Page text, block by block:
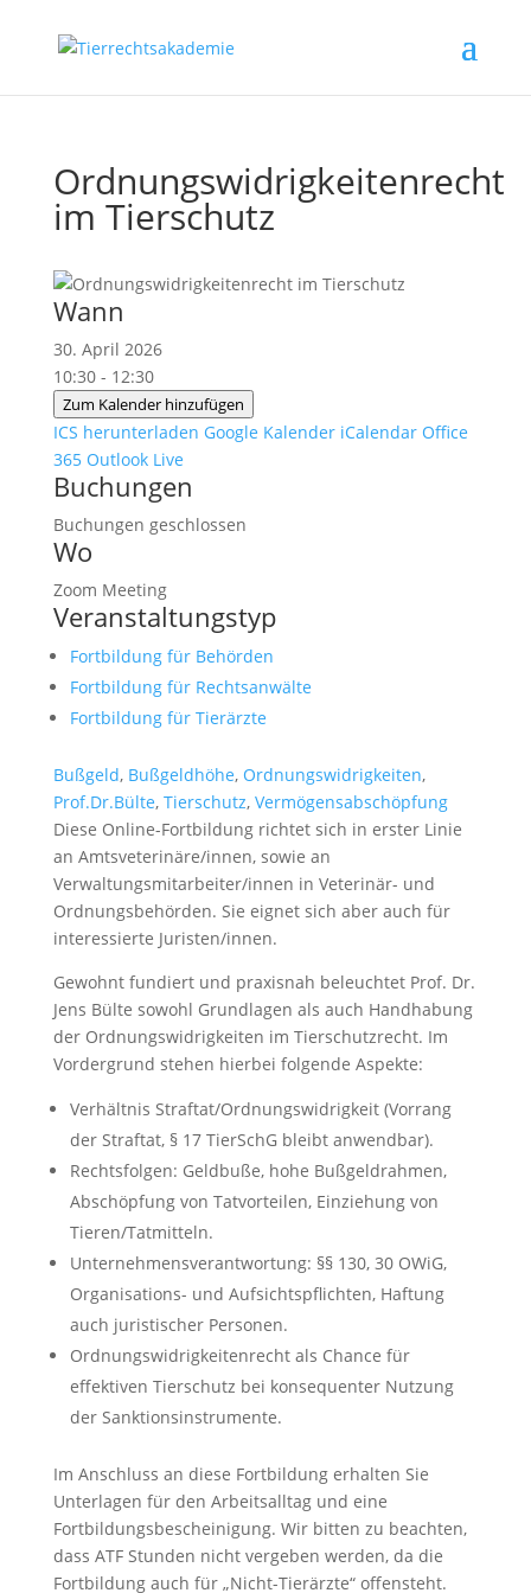
Ordnungswidrigkeitenrecht
im Tierschutz
Wann
30. April 2026
10:30 - 12:30
Zum Kalender hinzufügen
ICS herunterladen Google Kalender iCalendar Office
365 Outlook Live
Buchungen
Buchungen geschlossen
Wo
Zoom Meeting
Veranstaltungstyp
Fortbildung für Behörden
Fortbildung für Rechtsanwälte
Fortbildung für Tierärzte
Bußgeld, Bußgeldhöhe, Ordnungswidrigkeiten,
Prof.Dr.Bülte, Tierschutz, Vermögensabschöpfung
Diese Online-Fortbildung richtet sich in erster Linie
an Amtsveterinäre/innen, sowie an
Verwaltungsmitarbeiter/innen in Veterinär- und
Ordnungsbehörden. Sie eignet sich aber auch für
interessierte Juristen/innen.
Gewohnt fundiert und praxisnah beleuchtet Prof. Dr.
Jens Bülte sowohl Grundlagen als auch Handhabung
der Ordnungswidrigkeiten im Tierschutzrecht. Im
Vordergrund stehen hierbei folgende Aspekte:
Verhältnis Straftat/Ordnungswidrigkeit (Vorrang
der Straftat, § 17 TierSchG bleibt anwendbar).
Rechtsfolgen: Geldbuße, hohe Bußgeldrahmen,
Abschöpfung von Tatvorteilen, Einziehung von
Tieren/Tatmitteln.
Unternehmensverantwortung: §§ 130, 30 OWiG,
Organisations- und Aufsichtspflichten, Haftung
auch juristischer Personen.
Ordnungswidrigkeitenrecht als Chance für
effektiven Tierschutz bei konsequenter Nutzung
der Sanktionsinstrumente.
Im Anschluss an diese Fortbildung erhalten Sie
Unterlagen für den Arbeitsalltag und eine
Fortbildungsbescheinigung. Wir bitten zu beachten,
dass ATF Stunden nicht vergeben werden, da die
Fortbildung auch für „Nicht-Tierärzte“ offensteht.